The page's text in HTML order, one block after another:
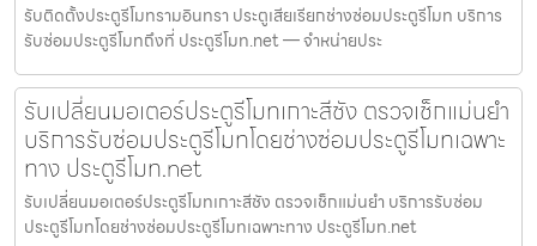
รับติดตั้งประตูรีโมทรามอินทรา ประตูเสียเรียกช่างซ่อมประตูรีโมท บริการ
รับซ่อมประตูรีโมทถึงที่ ประตูรีโมท.net — จำหน่ายประ
รับเปลี่ยนมอเตอร์ประตูรีโมทเกาะสีชัง ตรวจเช็กแม่นยำ
บริการรับซ่อมประตูรีโมทโดยช่างซ่อมประตูรีโมทเฉพาะ
ทาง ประตูรีโมท.net
รับเปลี่ยนมอเตอร์ประตูรีโมทเกาะสีชัง ตรวจเช็กแม่นยำ บริการรับซ่อม
ประตูรีโมทโดยช่างซ่อมประตูรีโมทเฉพาะทาง ประตูรีโมท.net